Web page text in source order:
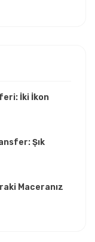
İki İkon
Şık
Maceranız